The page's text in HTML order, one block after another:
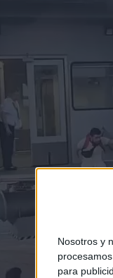
Nosotros y
para